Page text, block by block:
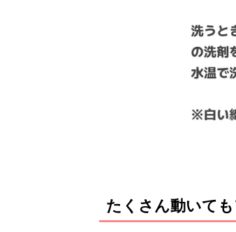
たくさん動いて